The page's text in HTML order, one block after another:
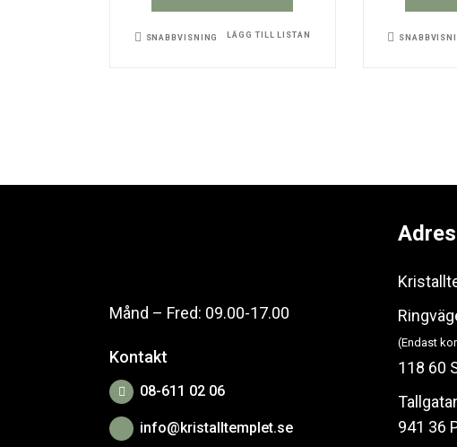
SNABBVISNING LÄGG TILL LISTAN
Månd – Fred: 09.00-17.00
Kontakt
08-611 02 06
info@kristalltemplet.se
(Endast
118 60
941 36